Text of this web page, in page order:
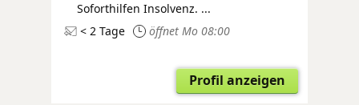
Soforthilfen Insolvenz. ...
< 2 Tage
öffnet Mo 08:00
Profil anzeigen